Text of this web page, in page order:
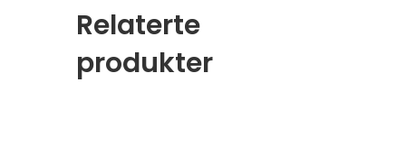
Relaterte
produkter